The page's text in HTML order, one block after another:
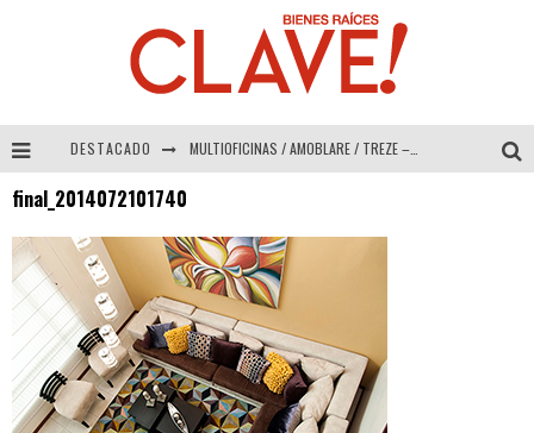
DESTACADO MULTIOFICINAS / AMOBLARE / TREZE – Especial Interiorismo & Decoración 2026
final_2014072101740